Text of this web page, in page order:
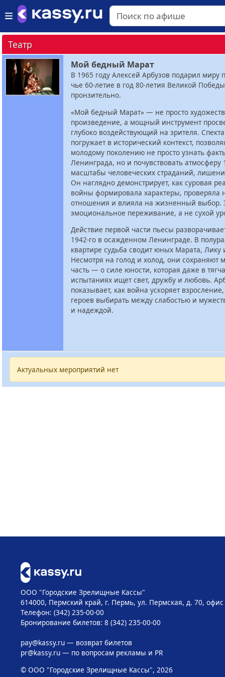
Театр
Мой бедный Марат
В 1965 году Алексей Арбузов подарил миру
чье 60-летие в год 80-летия Великой
пронзительно.
«Мой бедный Марат» — не просто
произведение, а мощный инструмент
глубоко воздействующий на зрителя.
погружает в исторический контекст,
молодому поколению не просто узнать
Ленинграда, но и почувствовать атмосферу
масштабы человеческих страданий,
Он наглядно демонстрирует, как суровая
войны формировала характеры, проверяла
отношения и влияла на жизненный выбор.
эмоциональное переживание, а не сухой
Действие первой части пьесы
1942-го в осажденном Ленинграде. В
квартире судьба сводит юных Марата,
Несмотря на голод и холод, они сохраняют
часть — о силе юности, которая даже в
испытаниях ищет свет, дружбу и любовь.
показывает, как война ускоряет
героев выбирать между слабостью и
и надеждой.
Актуальных мероприятий нет
ООО "Городские Зрелищные Кассы"
614000, Пермский край, г. Пермь, ул. Пермская, д. 70, офис
Телефон: (342) 235-00-00
Бронирование билетов: 8 (342) 235-00-00
pay@kassy.ru— возврат билетов
pr@kassy.ru— по вопросам рекламы и PR
© ООО "Городские Зрелищные Кассы", 2026